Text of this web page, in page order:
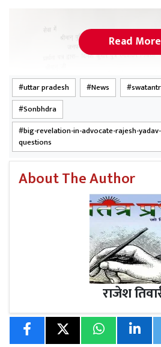
Read More
uttar pradesh News
Sonbhdra
big-revelation-in-advocate-rajesh-
questions
About The Author
राजेश